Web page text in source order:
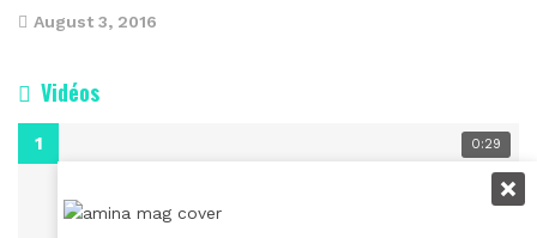
August 3, 2016
Vidéos
0:29